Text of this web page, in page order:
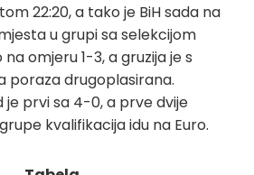
22:20, a tako je BiH sada na
u grupi sa selekcijom
omjeru 1-3, a gruzija je s
poraza drugoplasirana.
je prvi sa 4-0, a prve dvije
kvalifikacija idu na Euro.